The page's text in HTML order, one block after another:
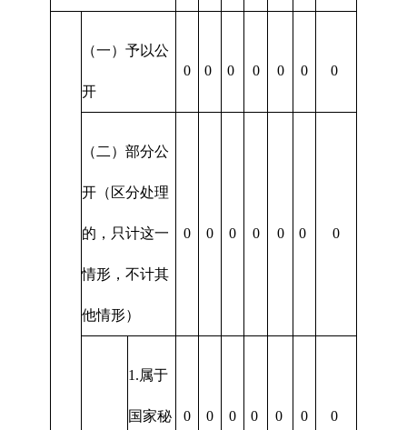
（一）予以公
开
0 0 0 0 0 0 0
（二）部分公
开（区分处理
的，只计这一
情形，不计其
他情形）
0 0 0 0 0 0 0
1.属于
国家秘 0 0 0 0 0 0 0